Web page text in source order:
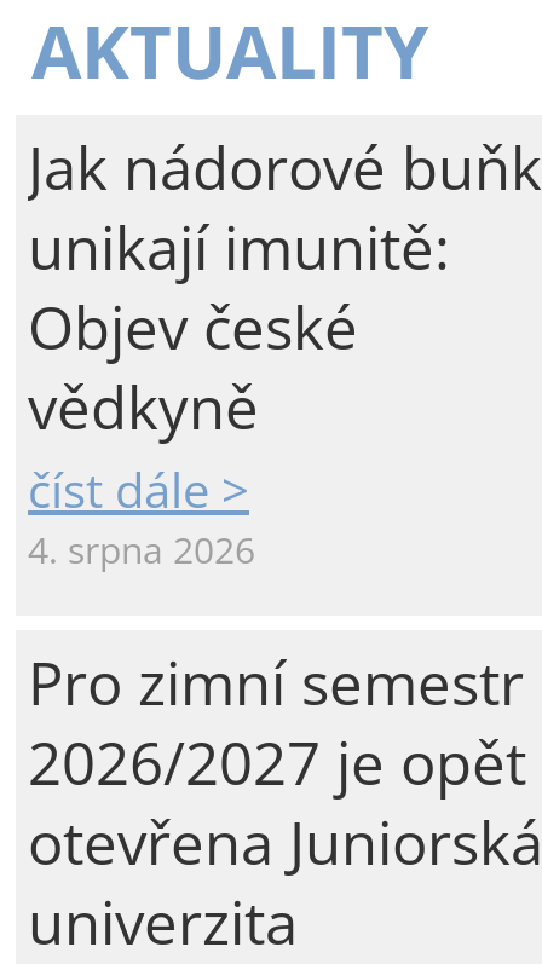
AKTUALITY
Jak nádorové
unikají imunitě:
Objev české
vědkyně
číst dále >
4. srpna 2026
Pro zimní semestr
2026/2027 je opět
otevřena Juniorská
univerzita